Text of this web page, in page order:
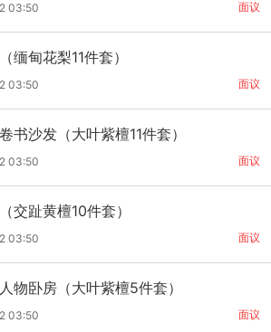
面议
03:50
缅甸花梨11件套）
面议
03:50
书沙发（大叶紫檀11件套）
面议
03:50
交趾黄檀10件套）
面议
03:50
物卧房（大叶紫檀5件套）
面议
03:50